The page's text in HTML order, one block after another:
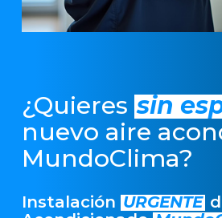
¿Quieres sin
nuevo aire
MundoClima?
Instalación URGENTE